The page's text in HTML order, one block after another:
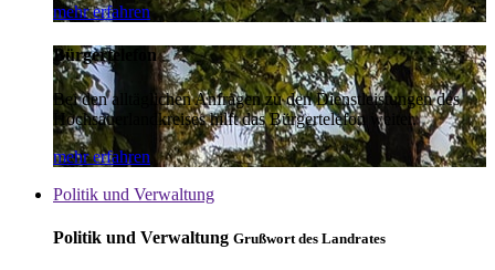
mehr erfahren
Bürgertelefon
Bei den alltäglichen Anfragen zu den Dienstleistungen des
Hochsauerlandkreises hilft das Bürgertelefon weiter.
mehr erfahren
Politik und Verwaltung
Politik und Verwaltung Grußwort des Landrates